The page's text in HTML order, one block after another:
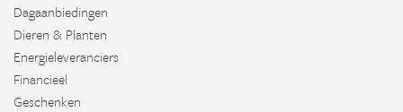
Dagaanbiedingen
Dieren & Planten
Energieleveranciers
Financieel
Geschenken